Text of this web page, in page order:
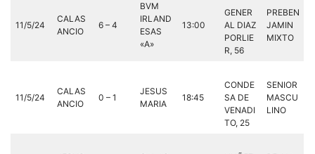
11/5/24
CALAS
ANCIO
6 – 4
BVM
IRLAND
ESAS
«A»
13:00
GENER
AL DIAZ
PORLIE
R, 56
PREBEN
JAMIN
MIXTO
11/5/24
CALAS
ANCIO
0 – 1
JESUS
MARIA
18:45
CONDE
SA DE
VENADI
TO, 25
SENIOR
MASCU
LINO